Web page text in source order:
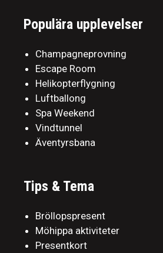
Populära upplevelser
Champagneprovning
Escape Room
Helikopterflygning
Luftballong
Spa Weekend
Vindtunnel
Äventyrsbana
Tips & Tema
Bröllopspresent
Möhippa aktiviteter
Presentkort